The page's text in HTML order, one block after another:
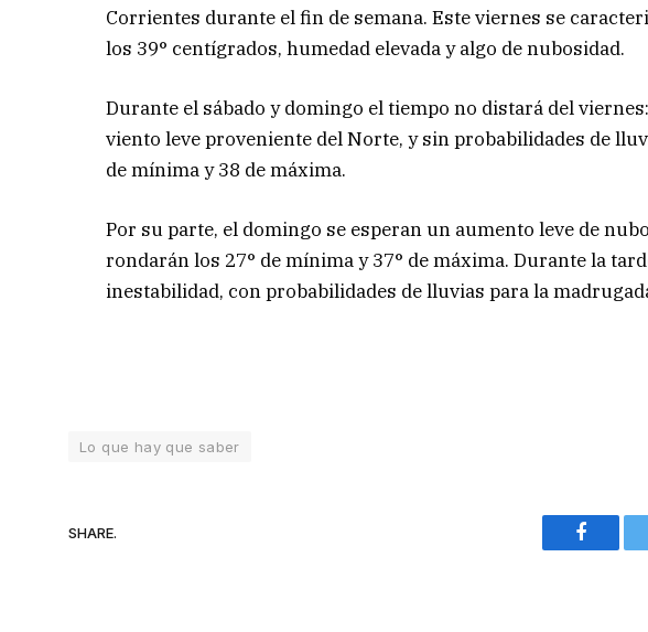
Corrientes durante el fin de semana. Este viernes se
los 39° centígrados, humedad elevada y algo de nubosidad.
Durante el sábado y domingo el tiempo no distará del
viento leve proveniente del Norte, y sin probabilidades de
de mínima y 38 de máxima.
Por su parte, el domingo se esperan un aumento leve de
rondarán los 27° de mínima y 37° de máxima. Durante la
inestabilidad, con probabilidades de lluvias para la
Lo que hay que saber
SHARE.